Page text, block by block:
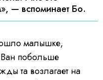
— вспоминает Бо.
малышке,
побольше
та возлагает на